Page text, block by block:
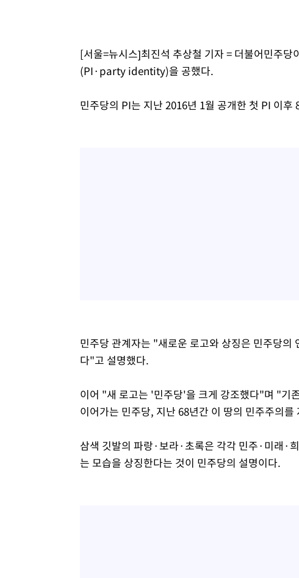
[서울=뉴시스]최진석 추상철 기자 = 더불어민주
(PI·party identity)을 공했다.
민주당의 PI는 지난 2016년 1월 공개한 첫 PI 이후
민주당 관계자는 "새로운 로고와 상징은 민주당
다"고 설명했다.
이어 "새 로고는 '민주당'을 크게 강조했다"며 "기
이어가는 민주당, 지난 68년간 이 땅의 민주주의
삼색 깃발의 파랑·보라·초록은 각각 민주·미래·
는 모습을 상징한다는 것이 민주당의 설명이다.